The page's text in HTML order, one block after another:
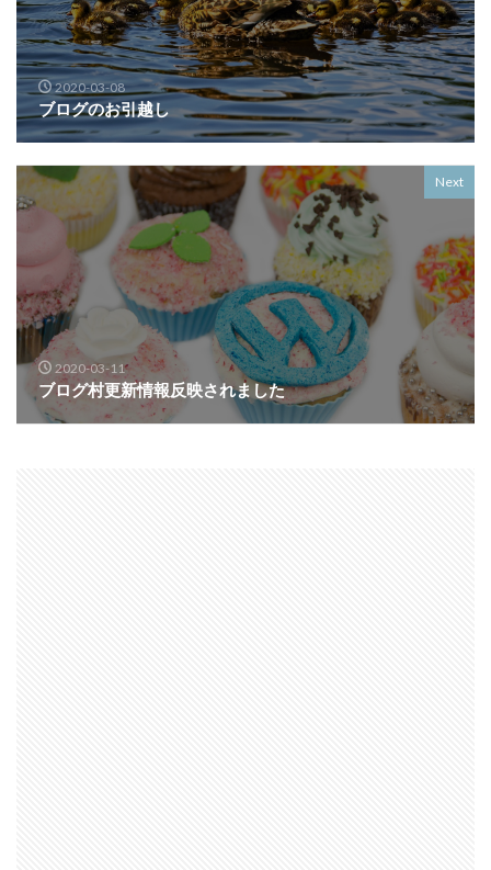
2020-03-08
ブログのお引越し
Next
2020-03-11
ブログ村更新情報反映されました